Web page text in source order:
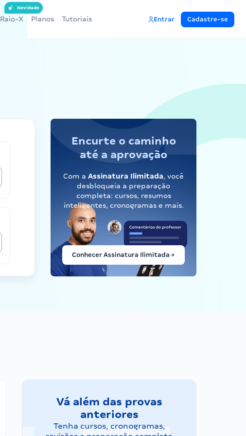
Raio-X
Novidade
Planos Tutoriais Entrar Cadastre-se
Encurte o caminho
até a aprovação
Com a Assinatura Ilimitada, você
desbloqueia a preparação
completa: cursos, resumos
inteligentes, cronogramas e mais.
Conhecer Assinatura Ilimitada
Vá além das provas
anteriores
Tenha cursos, cronogramas,